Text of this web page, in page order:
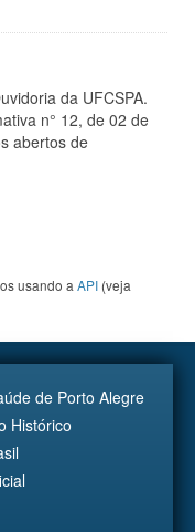
da UFCSPA.
n° 12, de 02 de
abertos de
usando a API (veja
de Porto Alegre
Histórico